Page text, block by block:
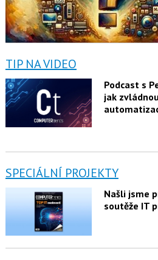
TIP NA VIDEO
Podcast s
jak
SPECIÁLNÍ PROJEKTY
Našli jsme
soutěže IT